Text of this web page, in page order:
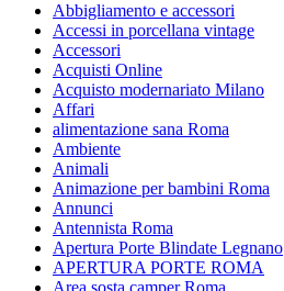
Abbigliamento e accessori
Accessi in porcellana vintage
Accessori
Acquisti Online
Acquisto modernariato Milano
Affari
alimentazione sana Roma
Ambiente
Animali
Animazione per bambini Roma
Annunci
Antennista Roma
Apertura Porte Blindate Legnano
APERTURA PORTE ROMA